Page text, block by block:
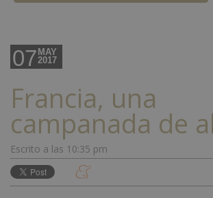
07 MAY
2017
Francia, una
campanada de
Escrito a las 10:35 pm